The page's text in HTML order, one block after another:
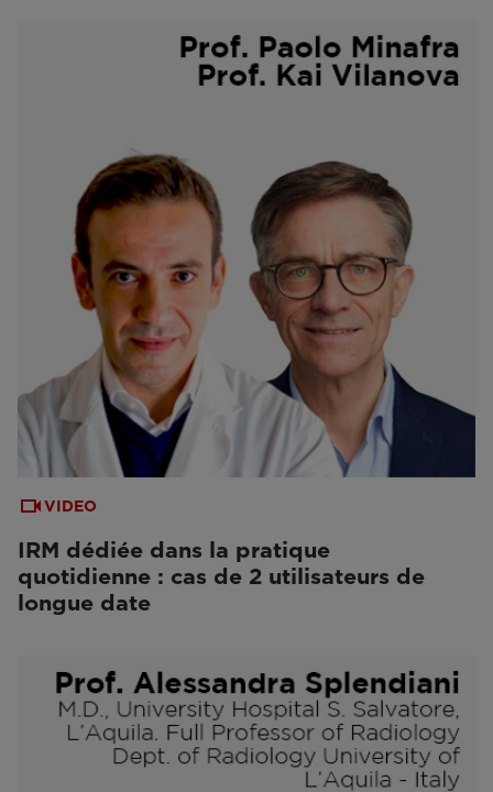
VIDEO
IRM dédiée dans la pratique
quotidienne : cas de 2 utilisateurs de
longue date